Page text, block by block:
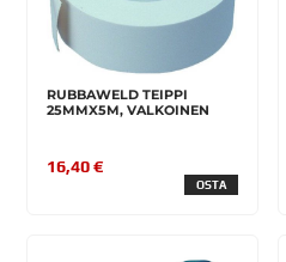
RUBBAWELD TEIPPI
25MMX5M, VALKOINEN
16,40 €
OSTA